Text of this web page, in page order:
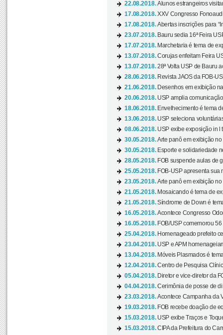
22.08.2018.Alunos estrangeiros
17.08.2018.XXV Congresso
17.08.2018.Abertas inscrições para
23.07.2018. Bauru sedia 16ª Feira
17.07.2018. Marchetaria é tema de
13.07.2018.Corujas enfeitam Feira
13.07.2018.28ª Volta USP de Bauru
28.06.2018. Revista JAOS da FOB-
21.06.2018. Desenhos em exibição
20.06.2018. USP amplia
18.06.2018. Envelhecimento é tema
13.06.2018. USP seleciona
08.06.2018. USP exibe exposição in l
30.05.2018.Arte panô em exibição no
30.05.2018. Esporte e solidariedade
28.05.2018. FOB suspende aulas de
25.05.2018. FOB-USP apresenta sua
23.05.2018.Arte panô em exibição no
21.05.2018. Mosaicando é tema de
21.05.2018.Síndrome de Down é
16.05.2018.Acontece Congresso
16.05.2018. FOB/USP comemorou
25.04.2018. Homenageado prefeito
23.04.2018. USP e APM
13.04.2018. Móveis Plasmados é
12.04.2018.Centro de Pesquisa
05.04.2018. Diretor e vice-diretor da
04.04.2018.Cerimônia de posse de
23.03.2018.Acontece Campanha da
19.03.2018. FOB recebe doação de
15.03.2018. USP exibe Traços e
15.03.2018.CIPA da Prefeitura do